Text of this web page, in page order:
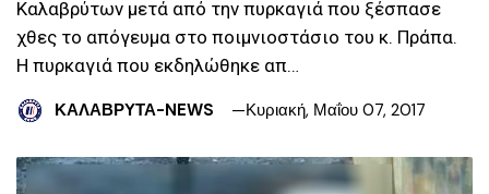
Καλαβρύτων μετά από την πυρκαγιά που ξέσπασε
χθες το απόγευμα στο ποιμνιοστάσιο του κ. Πράπα.
Η πυρκαγιά που εκδηλώθηκε απ…
ΚΑΛΑΒΡΥΤΑ-NEWS Κυριακή, Μαΐου 07, 2017